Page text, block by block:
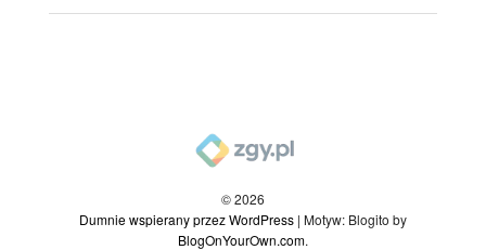
© 2026
Dumnie wspierany przez WordPress | Motyw: Blogito by
BlogOnYourOwn.com.